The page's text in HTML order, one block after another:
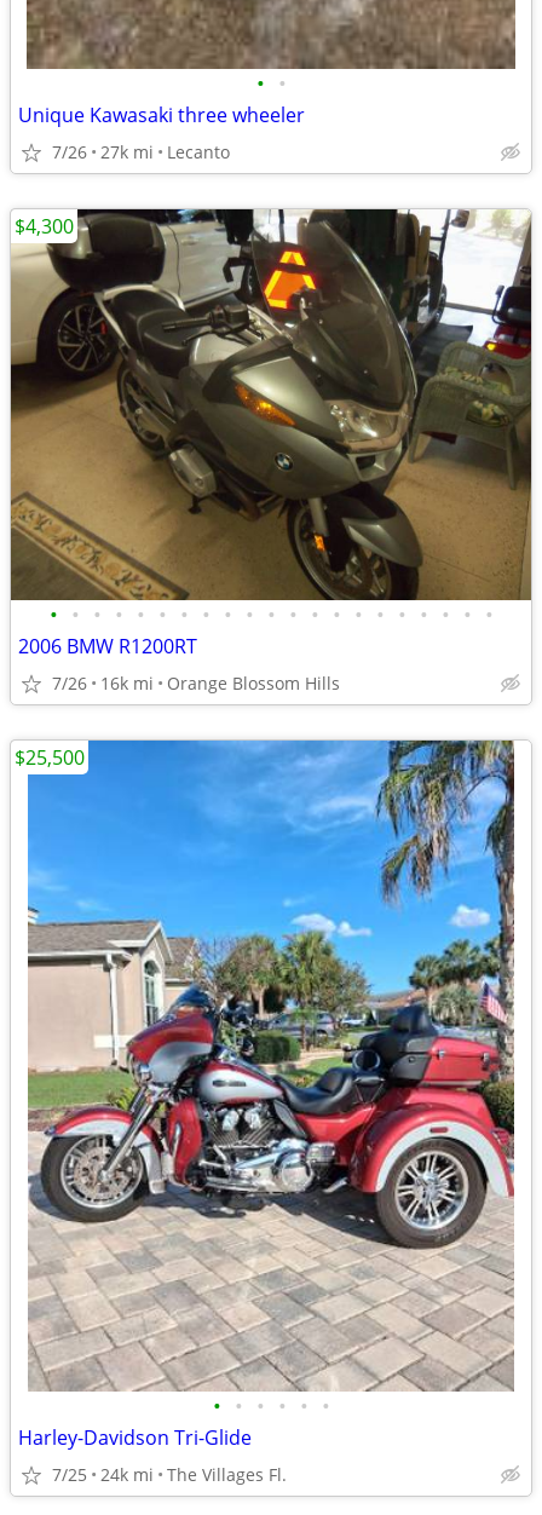
• •
Unique Kawasaki three wheeler
7/26 27k mi Lecanto
• • • • • • • • • • • • • • • • • • • • •
2006 BMW R1200RT
7/26 16k mi Orange Blossom Hills
$4,300
• • • • • •
Harley-Davidson Tri-Glide
7/25 24k mi The Villages Fl.
$25,500